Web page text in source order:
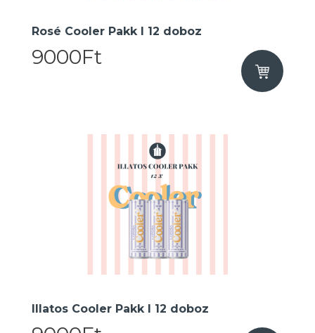
Rosé Cooler Pakk I 12 doboz
9000Ft
Illatos Cooler Pakk I 12 doboz